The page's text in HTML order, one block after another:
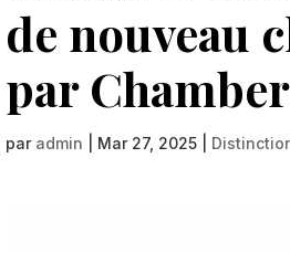
de nouveau
par
par admin Mar 27, 2025